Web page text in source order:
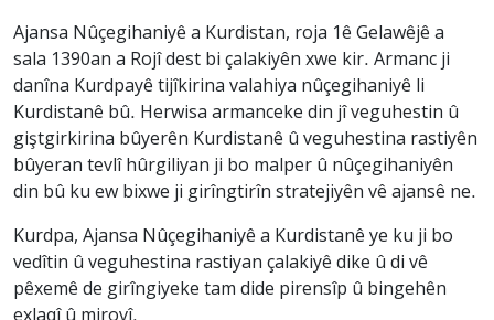
Ajansa Nûçegihaniyê a Kurdistan, roja 1ê Gelawêjê a
sala 1390an a Rojî dest bi çalakiyên xwe kir. Armanc ji
danîna Kurdpayê tijîkirina valahiya nûçegihaniyê li
Kurdistanê bû. Herwisa armanceke din jî veguhestin û
giştgirkirina bûyerên Kurdistanê û veguhestina rastiyên
bûyeran tevlî hûrgiliyan ji bo malper û nûçegihaniyên
din bû ku ew bixwe ji girîngtirîn stratejiyên vê ajansê ne.
Kurdpa, Ajansa Nûçegihaniyê a Kurdistanê ye ku ji bo
vedîtin û veguhestina rastiyan çalakiyê dike û di vê
pêxemê de girîngiyeke tam dide pirensîp û bingehên